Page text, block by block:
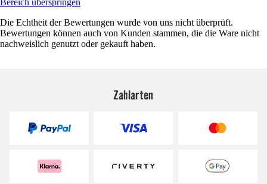
Bereich überspringen
Die Echtheit der Bewertungen wurde von uns nicht überprüft.
Bewertungen können auch von Kunden stammen, die die Ware nicht
nachweislich genutzt oder gekauft haben.
Zahlarten